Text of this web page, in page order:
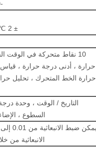
-40 - + 650 ، يمكن أن تمتد إلى 1500
± 2 ℃ أو ± 2٪
حرارة ، أدنى درجة حرارة ،
حرارة الخط المتحرك ، تحليل
السطوع ،
الانبعاثية من